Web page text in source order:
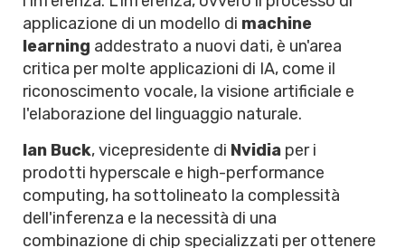
applicazione di un modello di machine
learning addestrato a nuovi dati, è un'area
critica per molte applicazioni di IA, come il
riconoscimento vocale, la visione artificiale e
l'elaborazione del linguaggio naturale.
Ian Buck, vicepresidente di Nvidia per i
prodotti hyperscale e high-performance
computing, ha sottolineato la complessità
dell'inferenza e la necessità di una
combinazione di chip specializzati per ottenere